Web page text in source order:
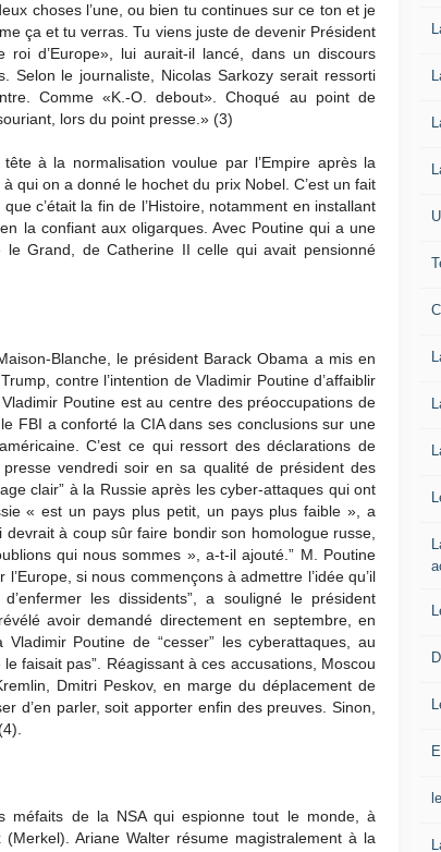
choses l’une, ou bien tu continues sur ce ton et je
ça et tu verras. Tu viens juste de devenir Président
d’Europe», lui aurait-il lancé, dans un discours
Selon le journaliste, Nicolas Sarkozy serait ressorti
Comme «K.-O. debout». Choqué au point de
lors du point presse.» (3)
à la normalisation voulue par l’Empire après la
qui on a donné le hochet du prix Nobel. C’est un fait
c’était la fin de l’Histoire, notamment en installant
la confiant aux oligarques. Avec Poutine qui a une
Grand, de Catherine II celle qui avait pensionné
Blanche, le président Barack Obama a mis en
contre l’intention de Vladimir Poutine d’affaiblir
Poutine est au centre des préoccupations de
FBI a conforté la CIA dans ses conclusions sur une
C’est ce qui ressort des déclarations de
vendredi soir en sa qualité de président des
clair” à la Russie après les cyber-attaques qui ont
« est un pays plus petit, un pays plus faible », a
à coup sûr faire bondir son homologue russe,
qui nous sommes », a-t-il ajouté.” M. Poutine
si nous commençons à admettre l’idée qu’il
les dissidents”, a souligné le président
avoir demandé directement en septembre, en
Poutine de “cesser” les cyberattaques, au
faisait pas”. Réagissant à ces accusations, Moscou
Dmitri Peskov, en marge du déplacement de
d’en parler, soit apporter enfin des preuves. Sinon,
méfaits de la NSA qui espionne tout le monde, à
Ariane Walter résume magistralement à la